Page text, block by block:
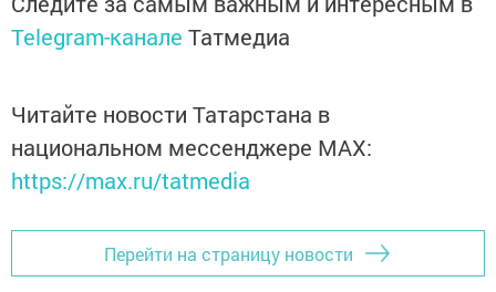
Telegram-канале Татмедиа
Читайте новости Татарстана в
национальном мессенджере MАХ:
https://max.ru/tatmedia
Перейти на страницу новости